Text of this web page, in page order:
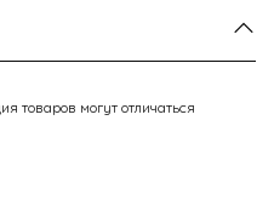
товаров могут отличаться